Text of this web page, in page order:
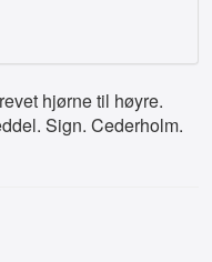
hjørne til høyre.
Sign. Cederholm.